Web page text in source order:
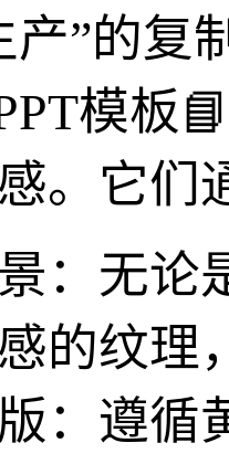
产”的复
模板
。它们
：无论
的纹理
：遵循